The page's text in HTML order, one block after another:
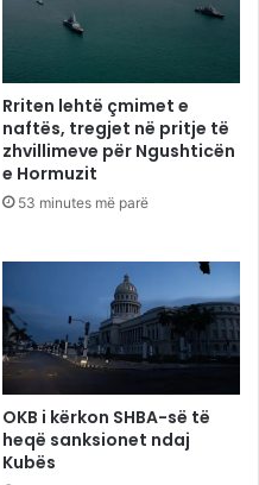
Rriten lehtë çmimet e
naftës, tregjet në pritje të
zhvillimeve për Ngushticën
e Hormuzit
53 minutes më parë
OKB i kërkon SHBA-së të
heqë sanksionet ndaj
Kubës